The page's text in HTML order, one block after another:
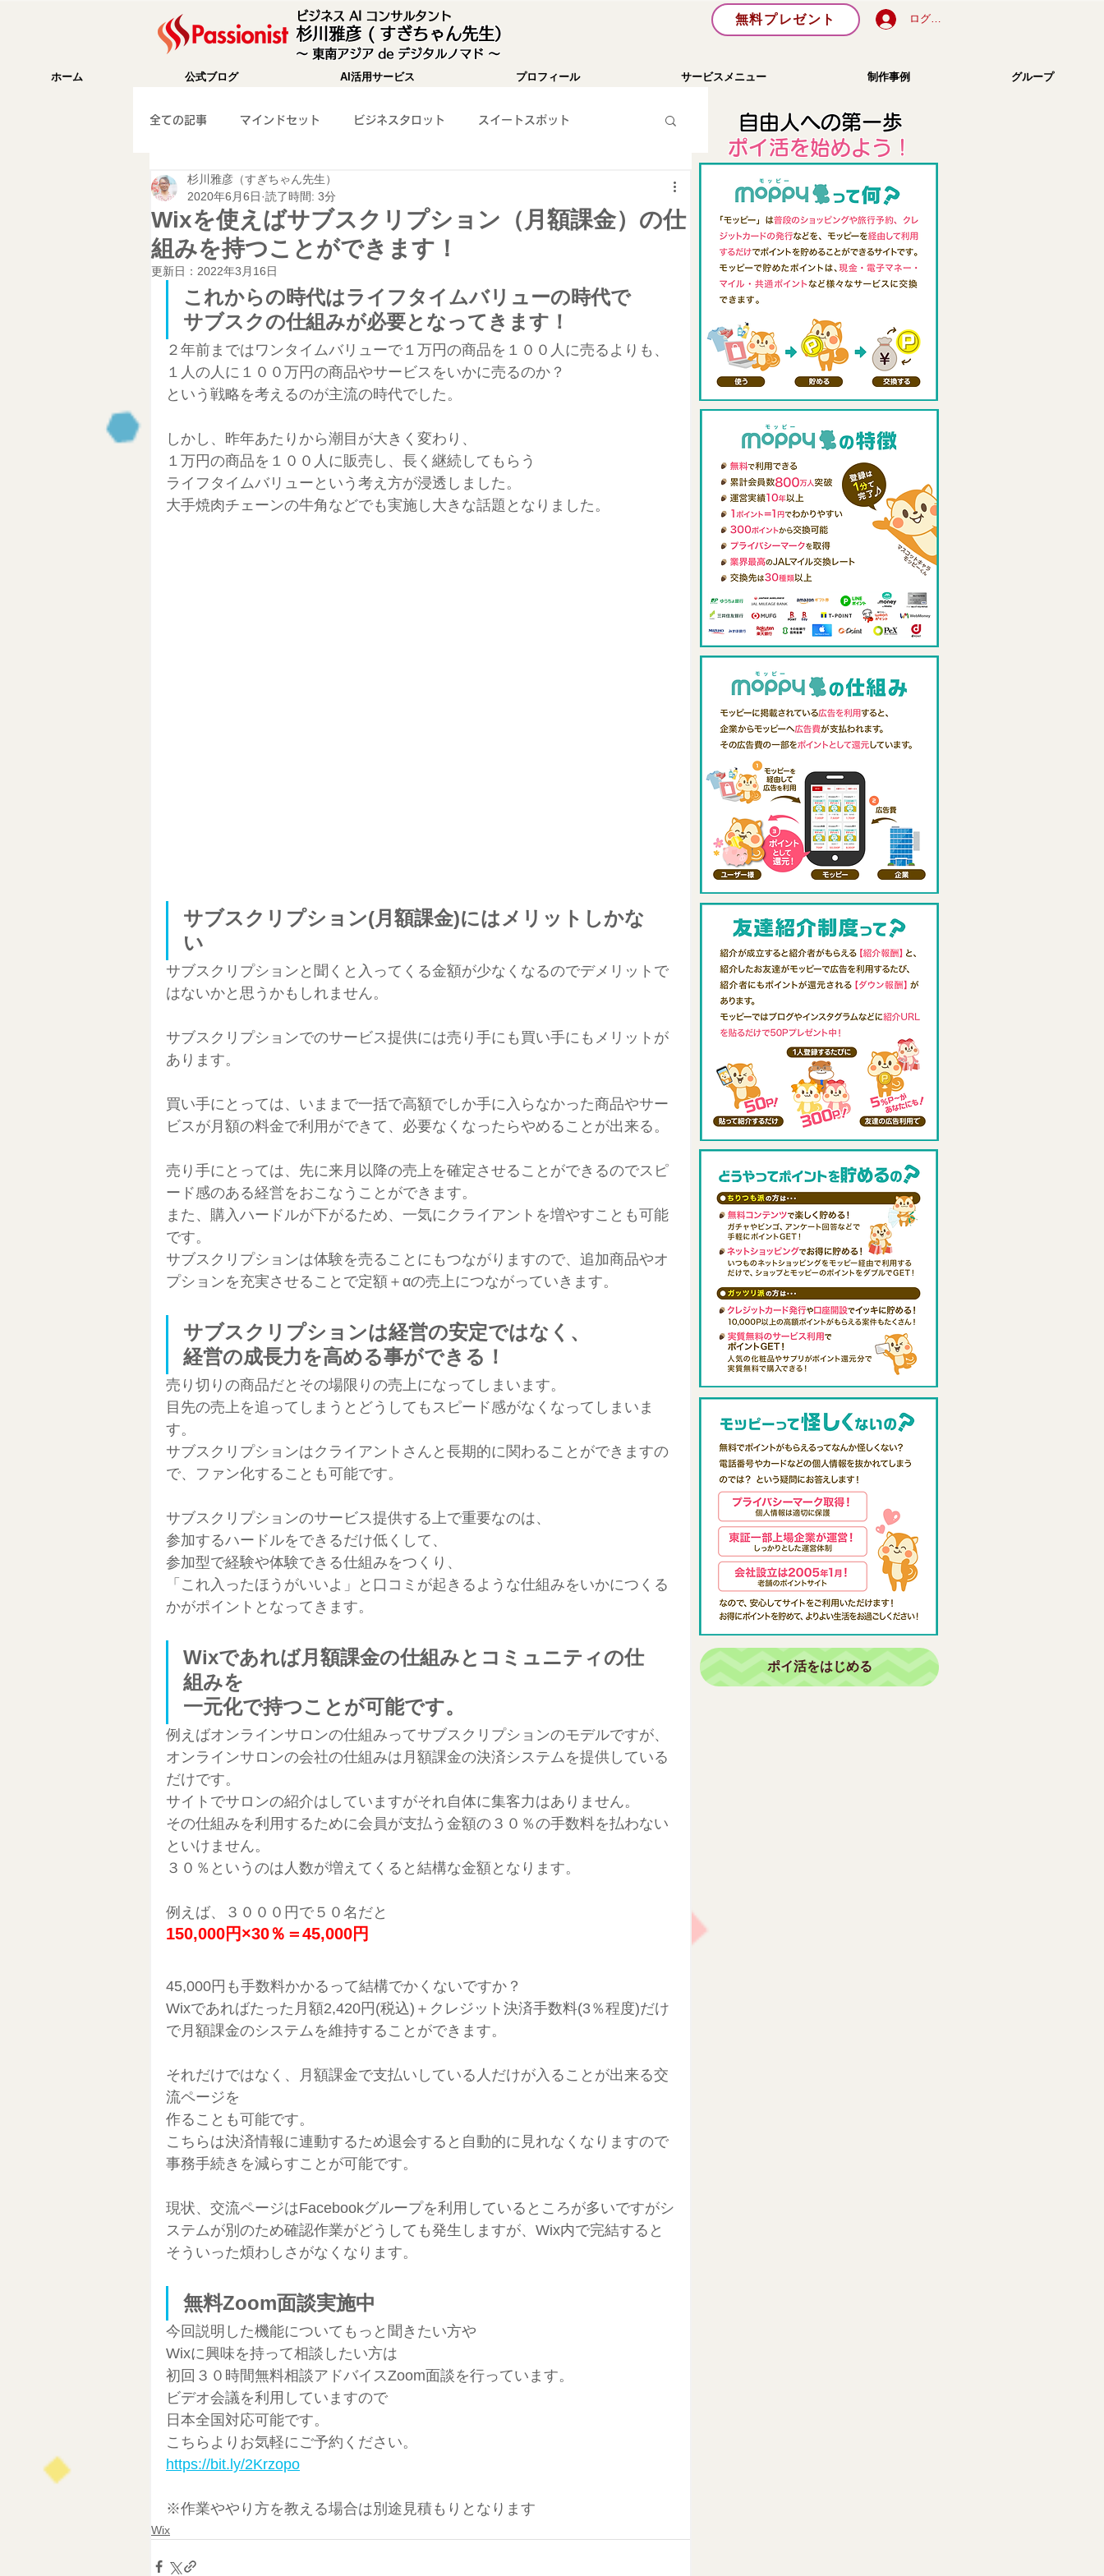
ビジネス AI コンサルタント
杉川雅彦 ( すぎちゃん先生）
〜 東南アジア de デジタルノマド 〜
無料プレゼント ログイン
ホーム 公式ブログ AI活用サービス プロフィール サービスメニュー 制作事例 グループ
全ての記事 マインドセット ビジネスタロット スイートスポット
成功法則 海外移住
WEB集客 ガジェット紹介 WEBツール紹介
マーケティング 旅行記 チャレンジ１００ Passionist育成コミュニティ
Clubhouse セルフブランディング 0からの自分メディア
NFT始め方 ブロックチェーン メタバース
ワーケーション生活 東南アジアロングステイ 東南アジアリモートワーク
Wixを使えばサブスクリプション（月額課金）の仕
組みを持つことができます！
杉川雅彦（すぎちゃん先生）
2020年6月6日 読了時間: 3分
更新日： 2022年3月16日
これからの時代はライフタイムバリューの時代で
サブスクの仕組みが必要となってきます！
２年前まではワンタイムバリューで１万円の商品を１００人に売るよりも、
１人の人に１００万円の商品やサービスをいかに売るのか？
という戦略を考えるのが主流の時代でした。
しかし、昨年あたりから潮目が大きく変わり、
１万円の商品を１００人に販売し、長く継続してもらう
ライフタイムバリューという考え方が浸透しました。
大手焼肉チェーンの牛角などでも実施し大きな話題となりました。
サブスクリプション(月額課金)にはメリットしかな
い
サブスクリプションと聞くと入ってくる金額が少なくなるのでデメリットで
はないかと思うかもしれません。
サブスクリプションでのサービス提供には売り手にも買い手にもメリットが
あります。
買い手にとっては、いままで一括で高額でしか手に入らなかった商品やサー
ビスが月額の料金で利用ができて、必要なくなったらやめることが出来る。
売り手にとっては、先に来月以降の売上を確定させることができるのでスピ
ード感のある経営をおこなうことができます。
また、購入ハードルが下がるため、一気にクライアントを増やすことも可能
です。
サブスクリプションは体験を売ることにもつながりますので、追加商品やオ
プションを充実させることで定額＋αの売上につながっていきます。
サブスクリプションは経営の安定ではなく、
経営の成長力を高める事ができる！
売り切りの商品だとその場限りの売上になってしまいます。
目先の売上を追ってしまうとどうしてもスピード感がなくなってしまいま
す。
サブスクリプションはクライアントさんと長期的に関わることができますの
で、ファン化することも可能です。
サブスクリプションのサービス提供する上で重要なのは、
参加するハードルをできるだけ低くして、
参加型で経験や体験できる仕組みをつくり、
「これ入ったほうがいいよ」と口コミが起きるような仕組みをいかにつくる
かがポイントとなってきます。
Wixであれば月額課金の仕組みとコミュニティの仕
組みを
一元化で持つことが可能です。
例えばオンラインサロンの仕組みってサブスクリプションのモデルですが、
オンラインサロンの会社の仕組みは月額課金の決済システムを提供している
だけです。
サイトでサロンの紹介はしていますがそれ自体に集客力はありません。
その仕組みを利用するために会員が支払う金額の３０％の手数料を払わない
といけません。
３０％というのは人数が増えてくると結構な金額となります。
例えば、３０００円で５０名だと
150,000円×30％＝45,000円
45,000円も手数料かかるって結構でかくないですか？
Wixであればたった月額2,420円(税込)＋クレジット決済手数料(3％程度)だけ
で月額課金のシステムを維持することができます。
それだけではなく、月額課金で支払いしている人だけが入ることが出来る交
流ページを
作ることも可能です。
こちらは決済情報に連動するため退会すると自動的に見れなくなりますので
事務手続きを減らすことが可能です。
現状、交流ページはFacebookグループを利用しているところが多いですがシ
ステムが別のため確認作業がどうしても発生しますが、Wix内で完結すると
そういった煩わしさがなくなります。
無料Zoom面談実施中
今回説明した機能についてもっと聞きたい方や
Wixに興味を持って相談したい方は
初回３０時間無料相談アドバイスZoom面談を行っています。
ビデオ会議を利用していますので
日本全国対応可能です。
こちらよりお気軽にご予約ください。
https://bit.ly/2Krzopo
※作業ややり方を教える場合は別途見積もりとなります
Wix
自由人への第一歩
​ポイ活を始めよう！
ポイ活をはじめる